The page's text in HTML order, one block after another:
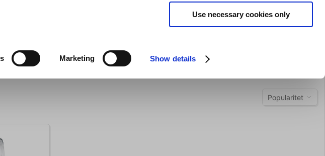
Marketing Show details
Use necessary cookies only
Restaurangkläder Erbjurdanden Brands
Popularitet